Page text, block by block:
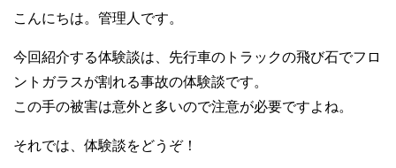
こんにちは。管理人です。
今回紹介する体験談は、先行車のトラックの飛び石でフロ
ントガラスが割れる事故の体験談です。
この手の被害は意外と多いので注意が必要ですよね。
それでは、体験談をどうぞ！